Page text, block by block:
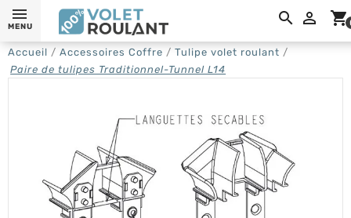
 shopping_cart
MENU
Accueil Accessoires Coffre
Tulipe volet roulant
Paire de tulipes Traditionnel-Tunnel L14